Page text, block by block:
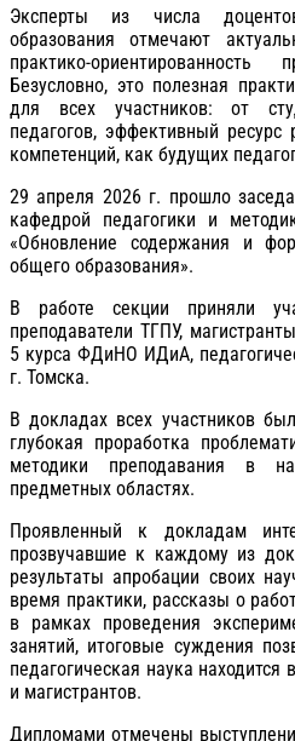
Эксперты из числа
образования отмечают
практико-ориентированность
Безусловно, это полезная
для всех участников: от
педагогов, эффективный ресурс
компетенций, как будущих
29 апреля 2026 г. прошло
кафедрой педагогики и
«Обновление содержания и
общего образования».
В работе секции приняли
преподаватели ТГПУ,
5 курса ФДиНО ИДиА,
г. Томска.
В докладах всех участников
глубокая проработка
методики преподавания в
предметных областях.
Проявленный к докладам
прозвучавшие к каждому из
результаты апробации своих
время практики, рассказы о
в рамках проведения
занятий, итоговые суждения
педагогическая наука
и магистрантов.
Дипломами отмечены